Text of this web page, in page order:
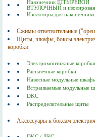
Наконечник ШТЫРЕВОЙ
ВТУЛОЧНЫЙ и
Изоляторы для
Сжимы ответвительные
Щиты, шкафы, боксы
коробки
Электромонтажные коробки
Распаячные коробки
Навесные модульные
Встраиваемые модульные
DKC
Распределительные щиты
Аксессуары к боксам